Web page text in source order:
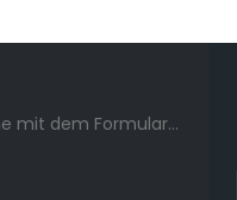
Als Tierärztin/Tierarzt jetzt hier online mit dem Formular anmelden.